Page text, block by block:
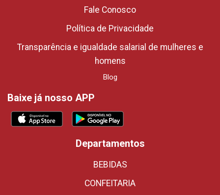
Fale Conosco
Política de Privacidade
Transparência e igualdade salarial de mulheres e
homens
Blog
Baixe já nosso APP
Departamentos
BEBIDAS
CONFEITARIA